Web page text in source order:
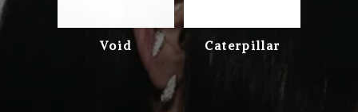
Void Caterpillar